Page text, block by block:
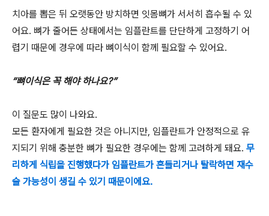
치아를 뽑은 뒤 오랫동안 방치하면 잇몸뼈가 서서히 흡수될 수 있
어요. 뼈가 줄어든 상태에서는 임플란트를 단단하게 고정하기 어
렵기 때문에 경우에 따라 뼈이식이 함께 필요할 수 있어요.
“뼈이식은 꼭 해야 하나요?”
이 질문도 많이 나와요.
모든 환자에게 필요한 것은 아니지만, 임플란트가 안정적으로 유
지되기 위해 충분한 뼈가 필요한 경우에는 함께 고려하게 돼요. 무
리하게 식립을 진행했다가 임플란트가 흔들리거나 탈락하면 재수
술 가능성이 생길 수 있기 때문이에요.